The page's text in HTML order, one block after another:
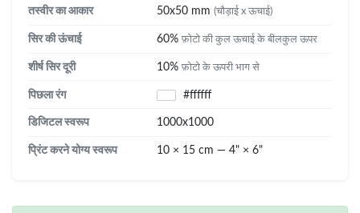
तस्वीर का आकार 50x50 mm (चौड़ाई x ऊचाई)
सिर की ऊंचाई 60% फ़ोटो की कुल ऊचाई के बीलकुल ऊपर
शीर्ष सिर दूरी 10% फ़ोटो के ऊपरी भाग से
पिछला रंग #ffffff
डिजिटल स्वरूप 1000x1000
प्रिंट करने योग्य स्वरूप 10 × 15 cm — 4" × 6"